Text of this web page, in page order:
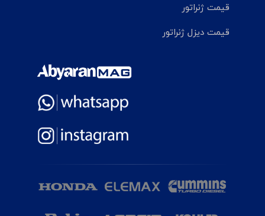
قیمت ژنراتور
قیمت دیزل ژنراتور